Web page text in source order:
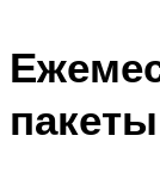
пакеты